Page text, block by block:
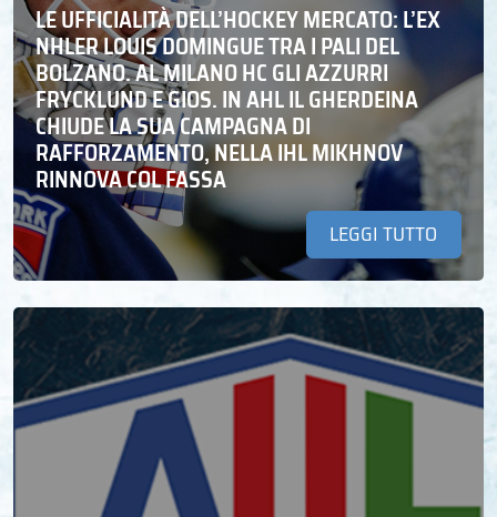
LE UFFICIALITÀ DELL’HOCKEY MERCATO: L’EX
NHLER LOUIS DOMINGUE TRA I PALI DEL
BOLZANO. AL MILANO HC GLI AZZURRI
FRYCKLUND E GIOS. IN AHL IL GHERDEINA
CHIUDE LA SUA CAMPAGNA DI
RAFFORZAMENTO, NELLA IHL MIKHNOV
RINNOVA COL FASSA
LEGGI TUTTO